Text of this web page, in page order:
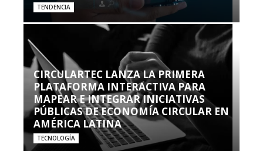
TENDENCIA
CIRCULARTEC LANZA LA PRIMERA
PLATAFORMA INTERACTIVA PARA
MAPEAR E INTEGRAR INICIATIVAS
PÚBLICAS DE ECONOMÍA CIRCULAR EN
AMÉRICA LATINA
TECNOLOGÍA